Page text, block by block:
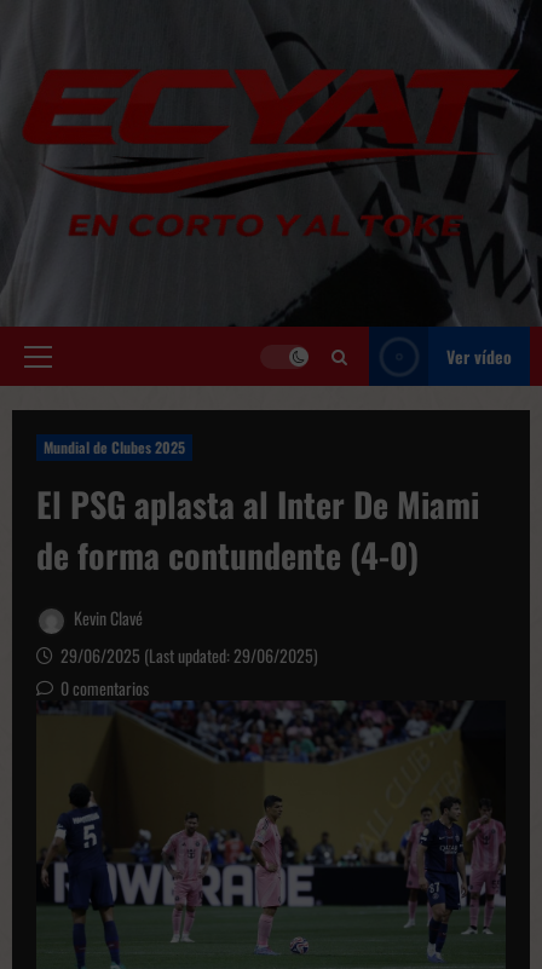
contenido
Menú
Ver vídeo
Mundial de Clubes 2025
El PSG aplasta al Inter De Miami
de forma contundente (4-0)
Kevin Clavé
29/06/2025 (Last updated: 29/06/2025)
0 comentarios